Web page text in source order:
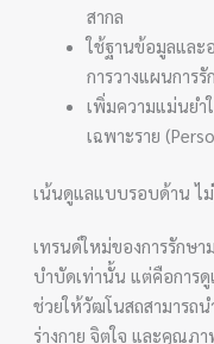
สากล
ใช้ฐานข้อมูลและ
การวางแผนการรั
เพิ่มความแม่นยำ
เฉพาะราย
เน้นดูแลแบบรอบด้าน ไ
เทรนด์ใหม่ของการรักษา
บำบัดเท่านั้น แต่คือการ
ช่วยให้วัฒโนสถสามารถ
ร่างกาย จิตใจ และคุณภ